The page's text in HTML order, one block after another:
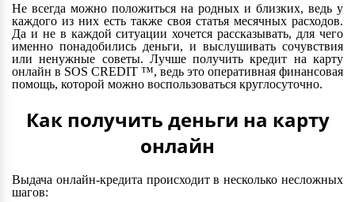
Не всегда можно положиться на родных и близких, ведь у
каждого из них есть также своя статья месячных расходов.
Да и не в каждой ситуации хочется рассказывать, для чего
именно понадобились деньги, и выслушивать сочувствия
или ненужные советы. Лучше получить кредит на карту
онлайн в SOS CREDIT ™, ведь это оперативная финансовая
помощь, которой можно воспользоваться круглосуточно.
Как получить деньги на карту
онлайн
Выдача онлайн-кредита происходит в несколько несложных
шагов: